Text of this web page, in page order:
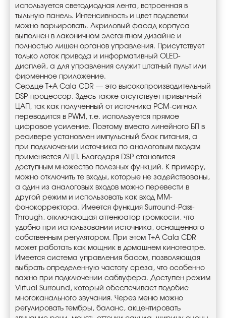
используется светодиодная лента, встроенная в
тыльную панель. Интенсивность и цвет подсветки
можно варьировать. Акриловый фасад корпуса
выполнен в лаконичном элегантном дизайне и
полностью лишен органов управления. Присутствует
только лоток привода и информативный OLED-
дисплей, а для управления служит штатный пульт или
фирменное приложение.
Сердце T+A Cala CDR — это высокопроизводительный
DSP-процессор. Здесь также отсутствует привычный
ЦАП, так как полученный от источника PCM-сигнал
переводится в PWM, т.е. используется прямое
цифровое усиление. Поэтому вместо линейного БП в
ресивере установлен импульсный блок питания, а
при подключении источника по аналоговым входам
применяется АЦП. Благодаря DSP становится
доступным множество полезных функций. К примеру,
можно отключить те входы, которые не задействованы,
а один из аналоговых входов можно перевести в
другой режим и использовать как вход MM-
фонокорректора. Имеется функция Surround-Pass-
Through, отключающая аттенюатор громкости, что
удобно при использовании источника, оснащенного
собственным регулятором. При этом T+A Cala CDR
может работать как мощник в домашнем кинотеатре.
Имеется система управления басом, позволяющая
выбрать определенную частоту среза, что особенно
важно при подключении сабвуфера. Доступен режим
Virtual Surround, который обеспечивает подобие
многоканального звучания. Через меню можно
регулировать тембры, баланс, акцентировать